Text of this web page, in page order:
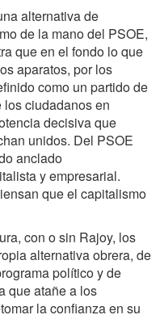
alternativa de
de la mano del PSOE,
que en el fondo lo que
aparatos, por los
como un partido de
ciudadanos en
decisiva que
unidos. Del PSOE
anclado
y empresarial.
que el capitalismo
con o sin Rajoy, los
alternativa obrera, de
político y de
que atañe a los
la confianza en su